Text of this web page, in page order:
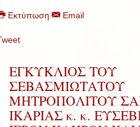
Εκτύπωση Email
ΕΓΚΥΚΛΙΟΣ ΤΟΥ
ΣΕΒΑΣΜΙΩΤΑΤΟΥ
ΜΗΤΡΟΠΟΛΙΤΟΥ
ΙΚΑΡΙΑΣ κ. κ.